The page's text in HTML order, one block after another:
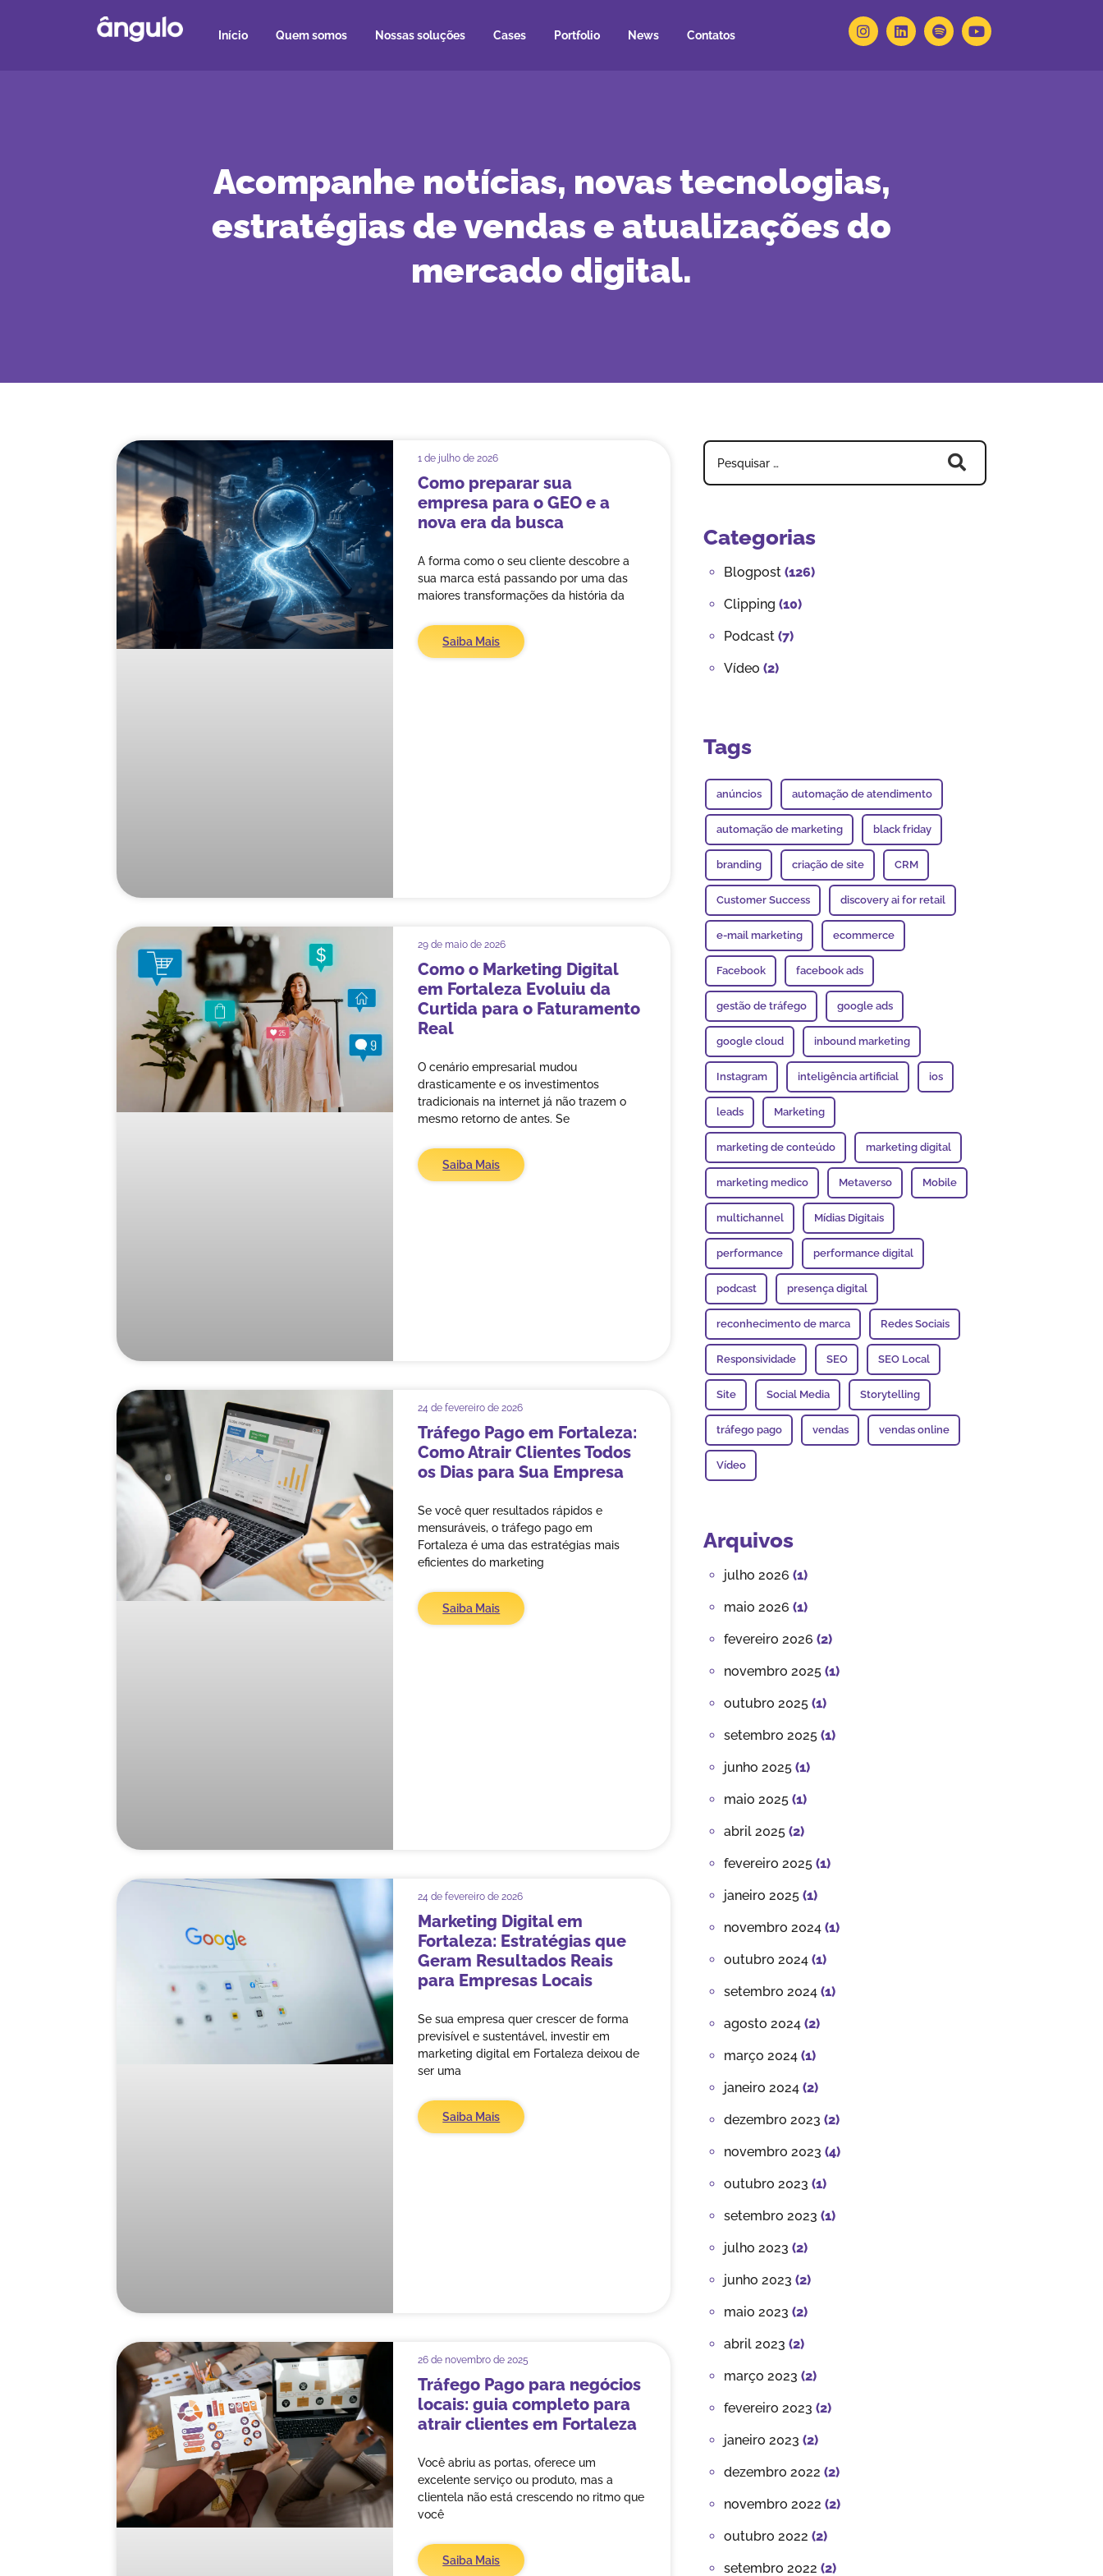
Início Quem somos Nossas soluções Cases Portfolio News Contatos
Acompanhe notícias, novas tecnologias,
estratégias de vendas e atualizações do
mercado digital.
Como preparar sua
empresa para o GEO e a
nova era da busca
A forma como o seu cliente descobre a
sua marca está passando por uma das
maiores transformações da história da
Saiba Mais
1 de julho de 2026
Como o Marketing Digital
em Fortaleza Evoluiu da
Curtida para o Faturamento
Real
O cenário empresarial mudou
drasticamente e os investimentos
tradicionais na internet já não trazem o
mesmo retorno de antes. Se
Saiba Mais
29 de maio de 2026
Tráfego Pago em Fortaleza:
Como Atrair Clientes Todos
os Dias para Sua Empresa
Se você quer resultados rápidos e
mensuráveis, o tráfego pago em
Fortaleza é uma das estratégias mais
eficientes do marketing
Saiba Mais
24 de fevereiro de 2026
Marketing Digital em
Fortaleza: Estratégias que
Geram Resultados Reais
para Empresas Locais
Se sua empresa quer crescer de forma
previsível e sustentável, investir em
marketing digital em Fortaleza deixou de
ser uma
Saiba Mais
24 de fevereiro de 2026
Tráfego Pago para negócios
locais: guia completo para
atrair clientes em Fortaleza
Você abriu as portas, oferece um
excelente serviço ou produto, mas a
clientela não está crescendo no ritmo que
você
Saiba Mais
26 de novembro de 2025
Categorias
Blogpost(126)
Clipping (10)
Podcast(7)
Vídeo (2)
Tags
anúncios automação de atendimento
automação de marketing black friday
branding criação de site CRM
Customer Success discovery ai for retail
e-mail marketing ecommerce
Facebook facebook ads
gestão de tráfego google ads
google cloud inbound marketing
Instagram inteligência artificial ios
leads Marketing
marketing de conteúdo marketing digital
marketing medico Metaverso Mobile
multichannel Mídias Digitais
performance performance digital
podcast presença digital
reconhecimento de marca Redes Sociais
Responsividade SEO SEO Local
Site Social Media Storytelling
tráfego pago vendas vendas online
Vídeo
Arquivos
julho 2026 (1)
maio 2026 (1)
fevereiro 2026 (2)
novembro 2025(1)
outubro 2025(1)
setembro 2025(1)
junho 2025(1)
maio 2025(1)
abril 2025(2)
fevereiro 2025(1)
janeiro 2025(1)
novembro 2024(1)
outubro 2024(1)
setembro 2024(1)
agosto 2024(2)
março 2024(1)
janeiro 2024(2)
dezembro 2023 (2)
novembro 2023 (4)
outubro 2023 (1)
setembro 2023 (1)
julho 2023 (2)
junho 2023 (2)
maio 2023 (2)
abril 2023 (2)
março 2023 (2)
fevereiro 2023 (2)
janeiro 2023 (2)
dezembro 2022 (2)
novembro 2022 (2)
outubro 2022 (2)
setembro 2022 (2)